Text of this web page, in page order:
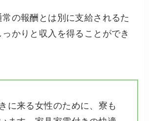
の報酬とは別に支給されるた
かりと収入を得ることができ
に来る女性のために、寮も